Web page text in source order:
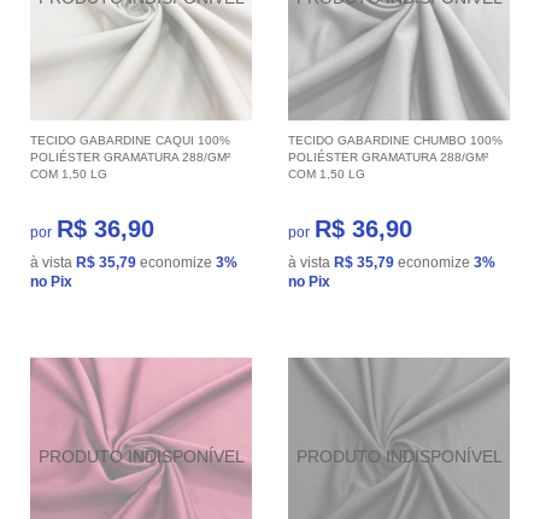
TECIDO GABARDINE CAQUI 100%
POLIÉSTER GRAMATURA 288/GM²
COM 1,50 LG
por R$ 36,90
à vista R$ 35,79 economize 3%
no Pix
TECIDO GABARDINE CHUMBO 100%
POLIÉSTER GRAMATURA 288/GM²
COM 1,50 LG
por R$ 36,90
à vista R$ 35,79 economize 3%
no Pix